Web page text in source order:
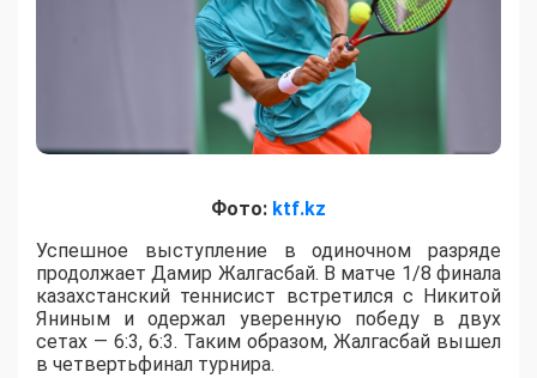
Фото: ktf.kz
Успешное выступление в одиночном разряде
продолжает Дамир Жалгасбай. В матче 1/8 финала
казахстанский теннисист встретился с Никитой
Яниным и одержал уверенную победу в двух
сетах — 6:3, 6:3. Таким образом, Жалгасбай вышел
в четвертьфинал турнира.